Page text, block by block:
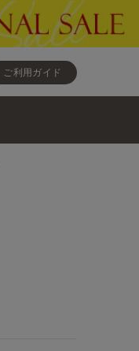
ご利用ガイド